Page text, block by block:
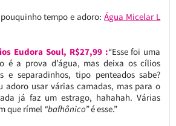
pouquinho tempo e adoro:Água Micelar L
Eudora Soul, R$27,99 :“Esse foi uma
é a prova d’água, mas deixa os cílios
e separadinhos, tipo penteados sabe?
adoro usar várias camadas, mas para o
já faz um estrago, hahahah. Várias
que rímel “bafhônico”é esse.”